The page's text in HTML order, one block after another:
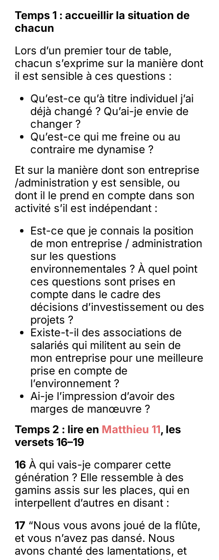
Temps 1 : accueillir la situation de
chacun
Lors d’un premier tour de table,
chacun s’exprime sur la manière dont
il est sensible à ces questions :
Qu’est-ce qu’à titre individuel j’ai
déjà changé ? Qu’ai-je envie de
changer ?
Qu’est-ce qui me freine ou au
contraire me dynamise ?
Et sur la manière dont son entreprise
/administration y est sensible, ou
dont il le prend en compte dans son
activité s’il est indépendant :
Est-ce que je connais la position
de mon entreprise / administration
sur les questions
environnementales ? À quel point
ces questions sont prises en
compte dans le cadre des
décisions d’investissement ou des
projets ?
Existe-t-il des associations de
salariés qui militent au sein de
mon entreprise pour une meilleure
prise en compte de
l’environnement ?
Ai-je l’impression d’avoir des
marges de manœuvre ?
Temps 2 : lire en Matthieu 11, les
versets 16–19
16À qui vais-je comparer cette
génération ? Elle ressemble à des
gamins assis sur les places, qui en
interpellent d’autres en disant :
17 “Nous vous avons joué de la flûte,
et vous n’avez pas dansé. Nous
avons chanté des lamentations, et